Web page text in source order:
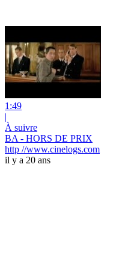
1:49
|
À suivre
BA - HORS DE PRIX
http //www.cinelogs.com
il y a 20 ans